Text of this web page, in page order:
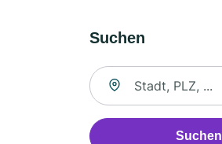
Suchen
Suche nach Ort
Suchen